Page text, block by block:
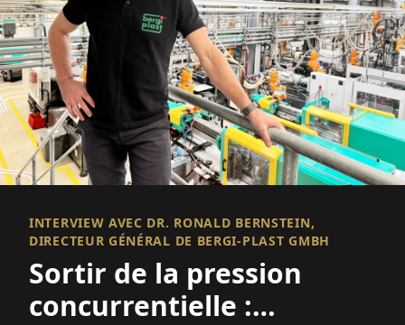
INTERVIEW AVEC DR. RONALD BERNSTEIN,
DIRECTEUR GÉNÉRAL DE BERGI-PLAST GMBH
Sortir de la pression
concurrentielle :